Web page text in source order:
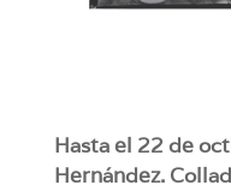
Hasta el 22 de
Hernández.